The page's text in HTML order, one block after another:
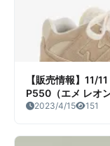
【販売情報】11/
P550（エメ レオ
価/販売店舗まとめ
2023/4/15 151